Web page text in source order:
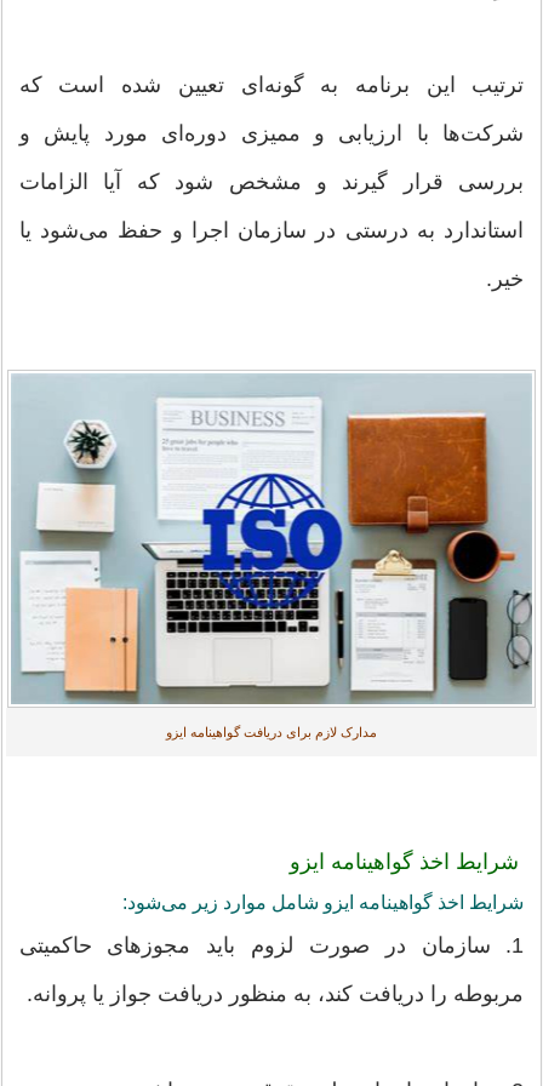
ترتیب این برنامه به گونه‌ای تعیین شده است که
شرکت‌ها با ارزیابی و ممیزی دوره‌ای مورد پایش و
بررسی قرار گیرند و مشخص شود که آیا الزامات
استاندارد به درستی در سازمان اجرا و حفظ می‌شود یا
خیر.
مدارک لازم برای دریافت گواهینامه ایزو
شرایط اخذ گواهینامه ایزو
شرایط اخذ گواهینامه ایزو شامل موارد زیر می‌شود:
1. سازمان در صورت لزوم باید مجوزهای حاکمیتی
مربوطه را دریافت کند، به منظور دریافت جواز یا پروانه.